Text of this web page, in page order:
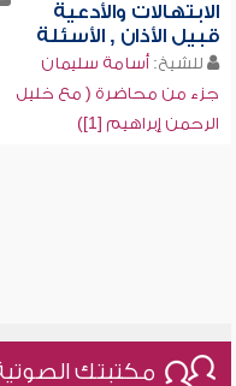
الابتهالات والأدعية
قبيل الأذان , الأسئلة
للشيخ: أسامة سليمان
جزء من محاضرة ( مع خليل
الرحمن إبراهيم [1])
مكتبتك